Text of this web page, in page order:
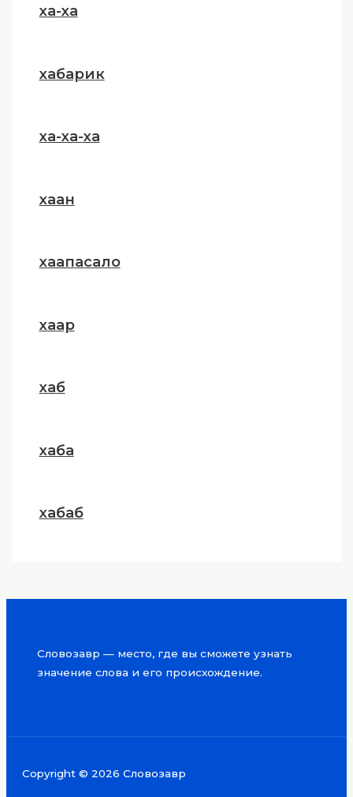
ха-ха
хабарик
ха-ха-ха
хаан
хаапасало
хаар
хаб
хаба
хабаб
Словозавр — место, где вы сможете узнать
значение слова и его происхождение.
Copyright © 2026 Словозавр